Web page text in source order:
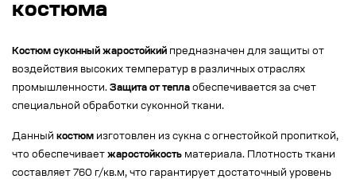
костюма
Костюм суконный жаростойкий предназначен для защиты от
воздействия высоких температур в различных отраслях
промышленности. Защита от тепла обеспечивается за счет
специальной обработки суконной ткани.
Данный костюм изготовлен из сукна с огнестойкой пропиткой,
что обеспечивает жаростойкость материала. Плотность ткани
составляет 760 г/кв.м, что гарантирует достаточный уровень